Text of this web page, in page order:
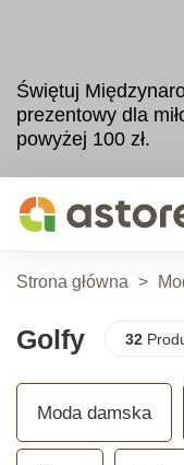
Świętuj
prezentowy dla
powyżej 100 zł.
Strona główna >
Golfy 32
Moda damska